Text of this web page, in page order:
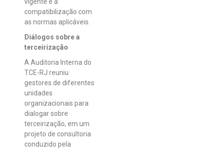
vigente e à
compatibilização com
as normas aplicáveis.
Diálogos sobre a
terceirização
A Auditoria Interna do
TCE-RJ reuniu
gestores de diferentes
unidades
organizacionais para
dialogar sobre
terceirização, em um
projeto de consultoria
conduzido pela